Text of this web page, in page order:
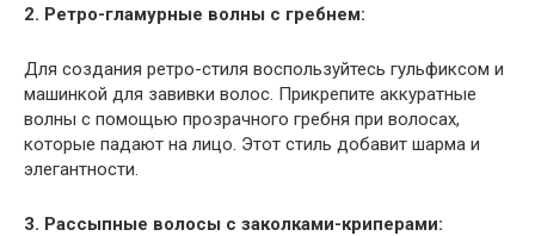
2. Ретро-гламурные волны с гребнем:
Для создания ретро-стиля воспользуйтесь гульфиксом и
машинкой для завивки волос. Прикрепите аккуратные
волны с помощью прозрачного гребня при волосах,
которые падают на лицо. Этот стиль добавит шарма и
элегантности.
3. Рассыпные волосы с заколками-криперами: